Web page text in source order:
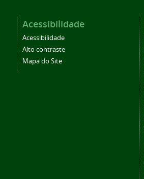
Acessibilidade
Acessibilidade
Alto contraste
Mapa do Site